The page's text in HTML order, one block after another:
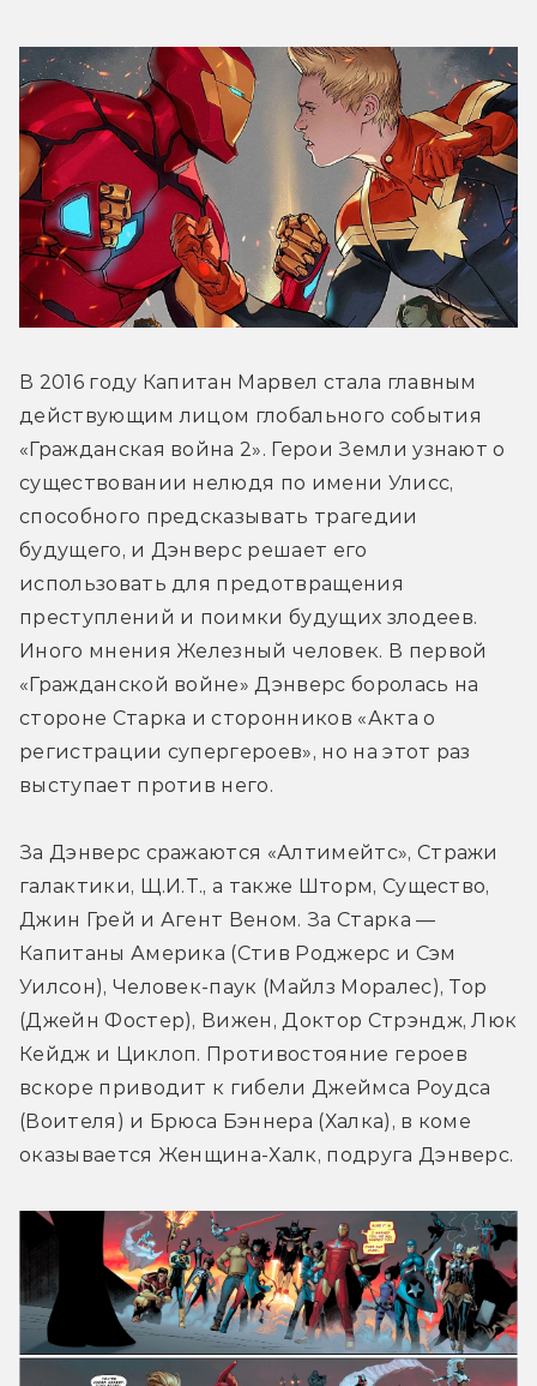
В 2016 году Капитан Марвел стала главным
действующим лицом глобального события
«Гражданская война 2». Герои Земли узнают о
существовании нелюдя по имени Улисс,
способного предсказывать трагедии
будущего, и Дэнверс решает его
использовать для предотвращения
преступлений и поимки будущих злодеев.
Иного мнения Железный человек. В первой
«Гражданской войне» Дэнверс боролась на
стороне Старка и сторонников «Акта о
регистрации супергероев», но на этот раз
выступает против него.
За Дэнверс сражаются «Алтимейтс», Стражи
галактики, Щ.И.Т., а также Шторм, Существо,
Джин Грей и Агент Веном. За Старка —
Капитаны Америка (Стив Роджерс и Сэм
Уилсон), Человек-паук (Майлз Моралес), Тор
(Джейн Фостер), Вижен, Доктор Стрэндж, Люк
Кейдж и Циклоп. Противостояние героев
вскоре приводит к гибели Джеймса Роудса
(Воителя) и Брюса Бэннера (Халка), в коме
оказывается Женщина-Халк, подруга Дэнверс.